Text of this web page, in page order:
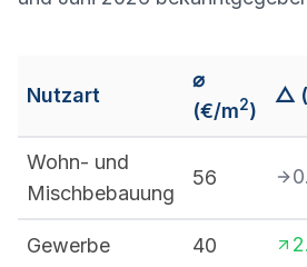
Nutzart
⌀
(€/m2)
△
Wohn- und
Mischbebauung
56
Gewerbe 40